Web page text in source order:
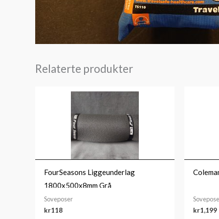
Relaterte produkter
FourSeasons Liggeunderlag
1800x500x8mm Grå
Soveposer
kr118
kr1,199